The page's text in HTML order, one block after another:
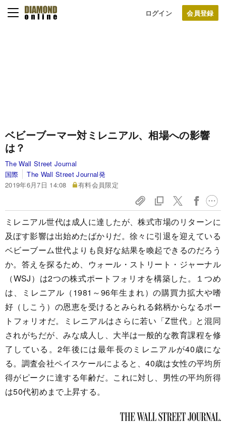
ログイン
ベビーブーマー対ミレニアル、相場への影響
は？
The Wall Street Journal
国際
The Wall Street Journal発
2019年6月7日 14:08
有料会員限定
ミレニアル世代は成人に達したが、株式市場のリターンに
及ぼす影響は出始めたばかりだ。徐々に引退を迎えている
ベビーブーム世代よりも良好な結果を喚起できるのだろう
か。答えを探るため、ウォール・ストリート・ジャーナル
（WSJ）は2つの株式ポートフォリオを構築した。１つめ
は、ミレニアル（1981～96年生まれ）の購買力拡大や嗜
好（しこう）の恩恵を受けるとみられる銘柄からなるポー
トフォリオだ。ミレニアルはさらに若い「Z世代」と混同
されがちだが、みな成人し、大半は一般的な教育課程を修
了している。2年後には最年長のミレニアルが40歳にな
る。調査会社ペイスケールによると、40歳は女性の平均所
得がピークに達する年齢だ。これに対し、男性の平均所得
は50代初めまで上昇する。